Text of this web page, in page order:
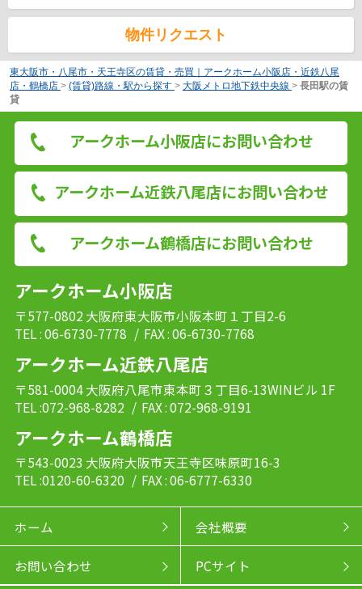
物件リクエスト
東大阪市・八尾市・天王寺区の賃貸・売買｜アークホーム小阪店・近鉄八尾
店・鶴橋店 > (賃貸)路線・駅から探す > 大阪メトロ地下鉄中央線 > 長田駅の賃
貸
アークホーム小阪店にお問い合わせ
アークホーム近鉄八尾店にお問い合わせ
アークホーム鶴橋店にお問い合わせ
アークホーム小阪店
〒577-0802 大阪府東大阪市小阪本町１丁目2-6
TEL : 06-6730-7778 / FAX : 06-6730-7768
アークホーム近鉄八尾店
〒581-0004 大阪府八尾市東本町３丁目6-13WINビル 1F
TEL :072-968-8282 / FAX : 072-968-9191
アークホーム鶴橋店
〒543-0023 大阪府大阪市天王寺区味原町16-3
TEL :0120-60-6320 / FAX : 06-6777-6330
ホーム 会社概要
お問い合わせ PCサイト